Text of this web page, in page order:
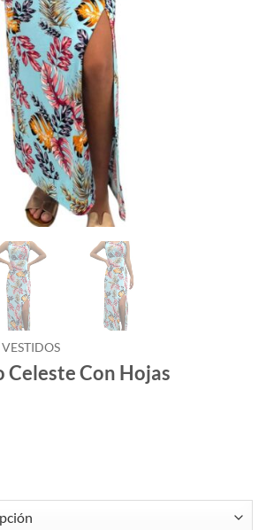
VESTIDOS
Celeste Con Hojas